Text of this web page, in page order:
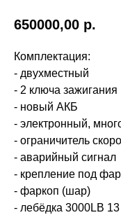
650000,00 р.
Комплектация:
- двухместный
- 2 ключа зажигания
- новый АКБ
- электронный,
- ограничитель
- аварийный сигнал
- крепление под
- фаркоп (шар)
- лебёдка 3000LB